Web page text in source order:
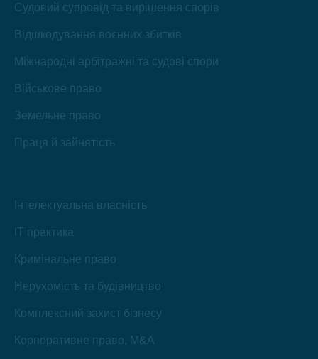
Судовий супровід та вирішення спорів
Відшкодування воєнних збитків
Міжнародні арбітражні та судові спори
Військове право
Земельне право
Праця й зайнятість
Інтелектуальна власність
IT практика
Кримінальне право
Нерухомість та будівництво
Комплексний захист бізнесу
Корпоративне право, M&A